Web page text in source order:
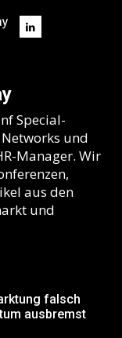
Special-
und
Manager. Wir
aus den
und
falsch
ausbremst